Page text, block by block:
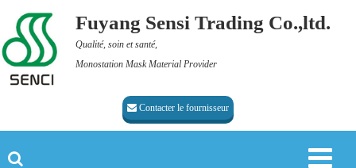
Fuyang Sensi Trading Co.,ltd.
Qualité, soin et santé,
Monostation Mask Material Provider
Contacter le fournisseur